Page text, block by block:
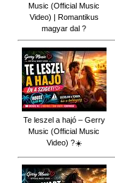
Music (Official Music
Video) | Romantikus
magyar dal ?
Te leszel a hajó – Gerry
Music (Official Music
Video) ?☀️